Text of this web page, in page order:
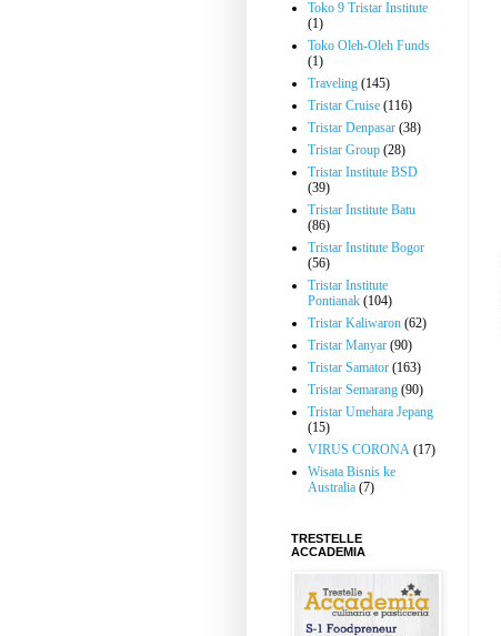
Toko 9 Tristar Institute
(1)
Toko Oleh-Oleh Funds
(1)
Traveling (145)
Tristar Cruise (116)
Tristar Denpasar (38)
Tristar Group (28)
Tristar Institute BSD
(39)
Tristar Institute Batu
(86)
Tristar Institute Bogor
(56)
Tristar Institute
Pontianak (104)
Tristar Kaliwaron (62)
Tristar Manyar (90)
Tristar Samator (163)
Tristar Semarang (90)
Tristar Umehara Jepang
(15)
VIRUS CORONA (17)
Wisata Bisnis ke
Australia (7)
TRESTELLE
ACCADEMIA